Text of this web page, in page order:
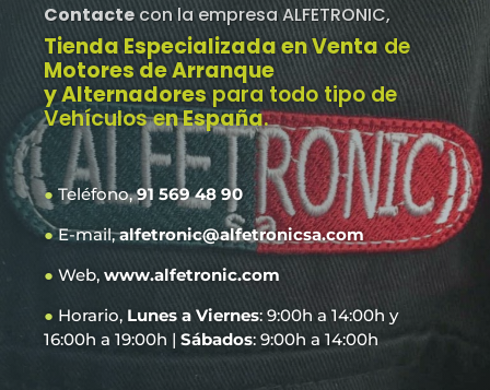
Contacte con la empresa ALFETRONIC,
Tienda Especializada en Venta de
Motores de Arranque
y Alternadores para todo tipo de
Vehículos en España.
●Teléfono,91 569 48 90
●E-mail,alfetronic@alfetronicsa.com
● Web, www.alfetronic.com
● Horario, Lunes a Viernes: 9:00h a 14:00h y
16:00h a 19:00h | Sábados: 9:00h a 14:00h